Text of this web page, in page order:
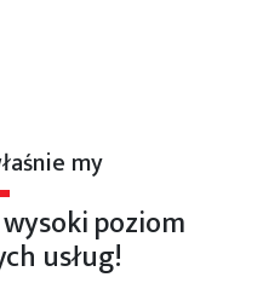
my
poziom
usług!